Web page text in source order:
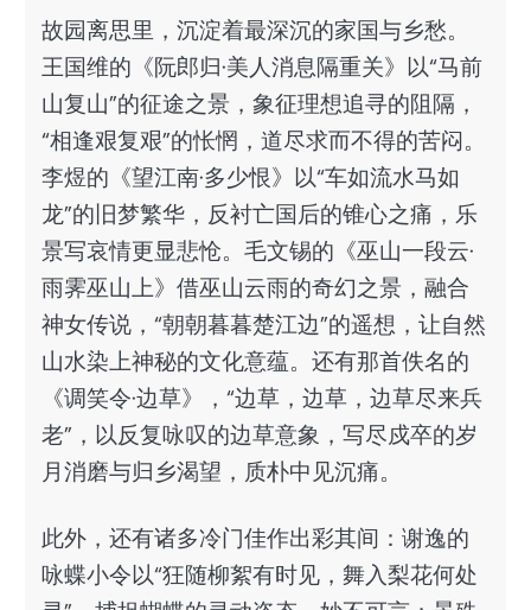
故园离思里，沉淀着最深沉的家国与乡愁。
王国维的《阮郎归·美人消息隔重关》以“马前
山复山”的征途之景，象征理想追寻的阻隔，
“相逢艰复艰”的怅惘，道尽求而不得的苦闷。
李煜的《望江南·多少恨》以“车如流水马如
龙”的旧梦繁华，反衬亡国后的锥心之痛，乐
景写哀情更显悲怆。毛文锡的《巫山一段云·
雨霁巫山上》借巫山云雨的奇幻之景，融合
神女传说，“朝朝暮暮楚江边”的遥想，让自然
山水染上神秘的文化意蕴。还有那首佚名的
《调笑令·边草》，“边草，边草，边草尽来兵
老”，以反复咏叹的边草意象，写尽戍卒的岁
月消磨与归乡渴望，质朴中见沉痛。
此外，还有诸多冷门佳作出彩其间：谢逸的
咏蝶小令以“狂随柳絮有时见，舞入梨花何处